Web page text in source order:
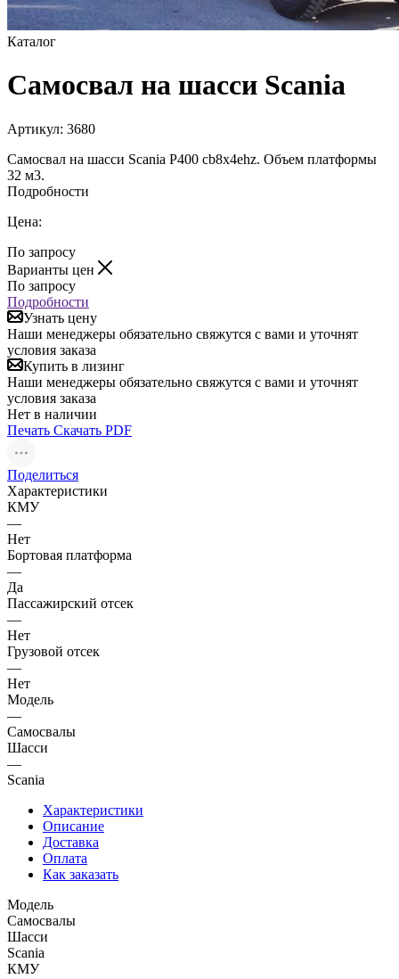
Каталог
Самосвал на шасси Scania
Артикул: 3680
Самосвал на шасси Scania P400 cb8x4ehz. Объем платформы
32 м3.
Подробности
Цена:
По запросу
Варианты цен
По запросу
Подробности
Узнать цену
Наши менеджеры обязательно свяжутся с вами и уточнят
условия заказа
Купить в лизинг
Наши менеджеры обязательно свяжутся с вами и уточнят
условия заказа
Нет в наличии
Печать Скачать PDF
Поделиться
Характеристики
КМУ
—
Нет
Бортовая платформа
—
Да
Пассажирский отсек
—
Нет
Грузовой отсек
—
Нет
Модель
—
Самосвалы
Шасси
—
Scania
Характеристики
Описание
Доставка
Оплата
Как заказать
Модель
Самосвалы
Шасси
Scania
КМУ